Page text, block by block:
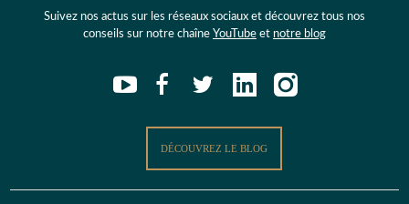
Suivez nos actus sur les réseaux sociaux et découvrez tous nos
conseils sur notre chaîne YouTube et notre blog
DÉCOUVREZ LE BLOG